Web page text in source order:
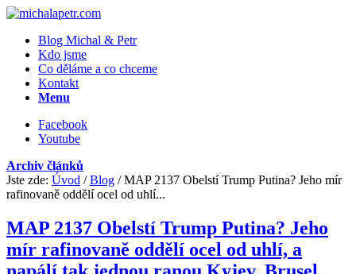
Blog Michal & Petr
Kdo jsme
Co děláme a co chceme
Kontakt
Menu
Facebook
Youtube
Archiv článků
Jste zde: Úvod / Blog / MAP 2137 Obelstí Trump Putina? Jeho mír
rafinovaně oddělí ocel od uhlí...
MAP 2137 Obelstí Trump Putina? Jeho
mír rafinovaně oddělí ocel od uhlí, a